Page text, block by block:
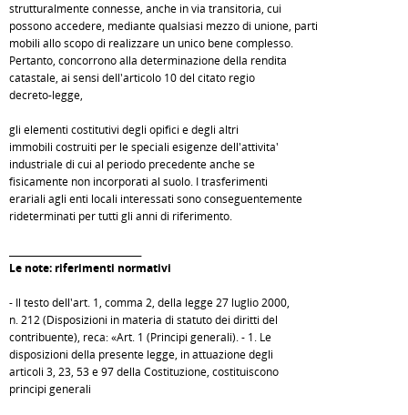
strutturalmente connesse, anche in via transitoria, cui
possono accedere, mediante qualsiasi mezzo di unione, parti
mobili allo scopo di realizzare un unico bene complesso.
Pertanto, concorrono alla determinazione della rendita
catastale, ai sensi dell'articolo 10 del citato regio
decreto-legge,
gli elementi costitutivi degli opifici e degli altri
immobili costruiti per le speciali esigenze dell'attivita'
industriale di cui al periodo precedente anche se
fisicamente non incorporati al suolo. I trasferimenti
erariali agli enti locali interessati sono conseguentemente
rideterminati per tutti gli anni di riferimento.
Le note: riferimenti normativi
- Il testo dell'art. 1, comma 2, della legge 27 luglio 2000,
n. 212 (Disposizioni in materia di statuto dei diritti del
contribuente), reca: «Art. 1 (Principi generali). - 1. Le
disposizioni della presente legge, in attuazione degli
articoli 3, 23, 53 e 97 della Costituzione, costituiscono
principi generali